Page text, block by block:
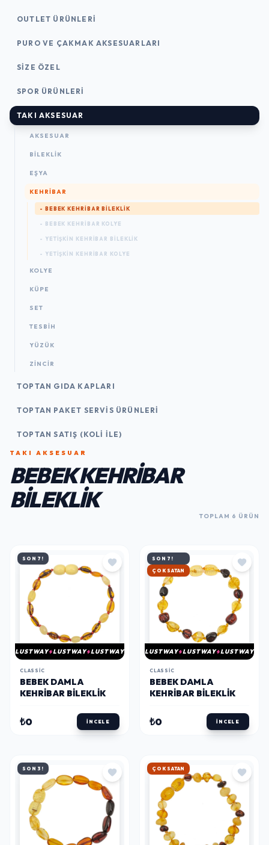
OUTLET ÜRÜNLERI
PURO VE ÇAKMAK AKSESUARLARI
SIZE ÖZEL
SPOR ÜRÜNLERI
TAKI AKSESUAR
AKSESUAR
BILEKLIK
EŞYA
KEHRIBAR
- BEBEK KEHRIBAR BILEKLIK
- BEBEK KEHRIBAR KOLYE
- YETIŞKIN KEHRIBAR BILEKLIK
- YETIŞKIN KEHRIBAR KOLYE
KOLYE
KÜPE
SET
TESBIH
YÜZÜK
ZINCIR
TOPTAN GIDA KAPLARI
TOPTAN PAKET SERVIS ÜRÜNLERI
TOPTAN SATIŞ (KOLI İLE)
TAKI AKSESUAR
BEBEK KEHRIBAR
BILEKLIK
TOPLAM 6 ÜRÜN
SON 7!
LUSTWAY LUSTWAY LUSTWAY
CLASSIC
BEBEK DAMLA
KEHRIBAR BILEKLIK
₺0 İNCELE
SON 7!
ÇOK SATAN
LUSTWAY LUSTWAY LUSTWAY
CLASSIC
BEBEK DAMLA
KEHRIBAR BILEKLIK
₺0 İNCELE
SON 3! ÇOK SATAN